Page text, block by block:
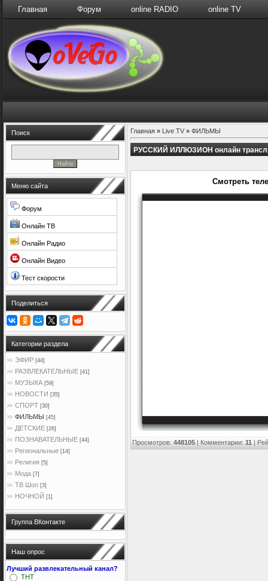
Главная Форум online RADIO online TV
Поиск
Меню сайта
Форум
Онлайн ТВ
Онлайн Радио
Онлайн Видео
Тест скорости
Поделиться
Категории раздела
ЭФИР [44]
РАЗВЛЕКАТЕЛЬНЫЕ [41]
МУЗЫКА [59]
НОВОСТИ [35]
СПОРТ [30]
ФИЛЬМЫ [45]
ДЕТСКИЕ [26]
ПОЗНАВАТЕЛЬНЫЕ [44]
Региональные [14]
Религия [5]
Мода [7]
ТВ Шоп [3]
НОЧНОЙ [1]
Группа ВКонтакте
Наш опрос
Лучший развлекательный канал?
ТНТ
Главная » Live TV » ФИЛЬМЫ
РУССКИЙ ИЛЛЮЗИОН онлайн
Смотреть
Просмотров: 448105 | Комментарии: 11 |